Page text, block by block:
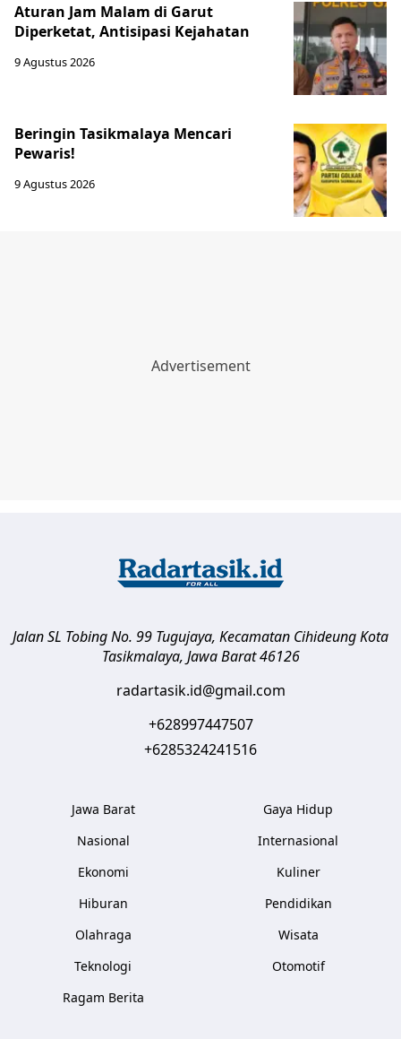
Aturan Jam Malam di Garut
Diperketat, Antisipasi Kejahatan
9 Agustus 2026
Beringin Tasikmalaya Mencari
Pewaris!
9 Agustus 2026
Jalan SL Tobing No. 99 Tugujaya, Kecamatan CihideungKota
Tasikmalaya, Jawa Barat 46126
radartasik.id@gmail.com
+628997447507
+6285324241516
Jawa Barat
Nasional
Ekonomi
Hiburan
Olahraga
Teknologi
Ragam Berita
Gaya Hidup
Internasional
Kuliner
Pendidikan
Wisata
Otomotif